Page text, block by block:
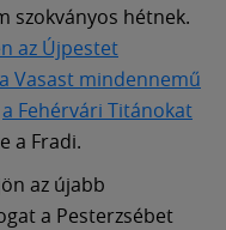
szokványos hétnek.
az Újpestet
a Vasast mindennemű
a Fehérvári Titánokat
a Fradi.
az újabb
a Pesterzsébet